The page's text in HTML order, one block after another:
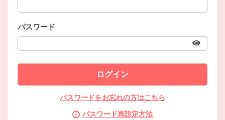
パスワード
パスワードをお忘れの方はこちら
パスワード再設定方法